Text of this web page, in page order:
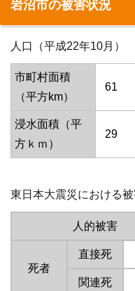
岩沼市の被害状況
人口（平成22年10月
市町村面積
（平方km）
61
浸水面積（平
方ｋｍ）
29
東日本大震災における
人的被害
死者
直接死
関連死